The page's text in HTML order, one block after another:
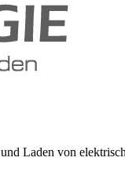
Laden von